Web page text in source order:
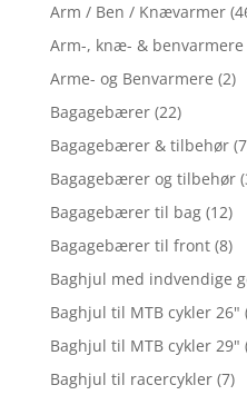
Arm / Ben / Knævarmer
Arm-, knæ- & benvarmere
Arme- og Benvarmere (2)
Bagagebærer (22)
Bagagebærer & tilbehør
Bagagebærer og tilbehør
Bagagebærer til bag (12)
Bagagebærer til front (8)
Baghjul med indvendige
Baghjul til MTB cykler 26"
Baghjul til MTB cykler 29"
Baghjul til racercykler (7)